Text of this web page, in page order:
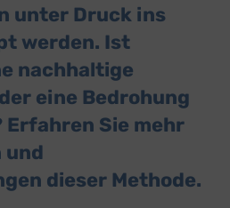
unter Druck ins
werden. Ist
nachhaltige
eine Bedrohung
Sie mehr
und
dieser Methode.